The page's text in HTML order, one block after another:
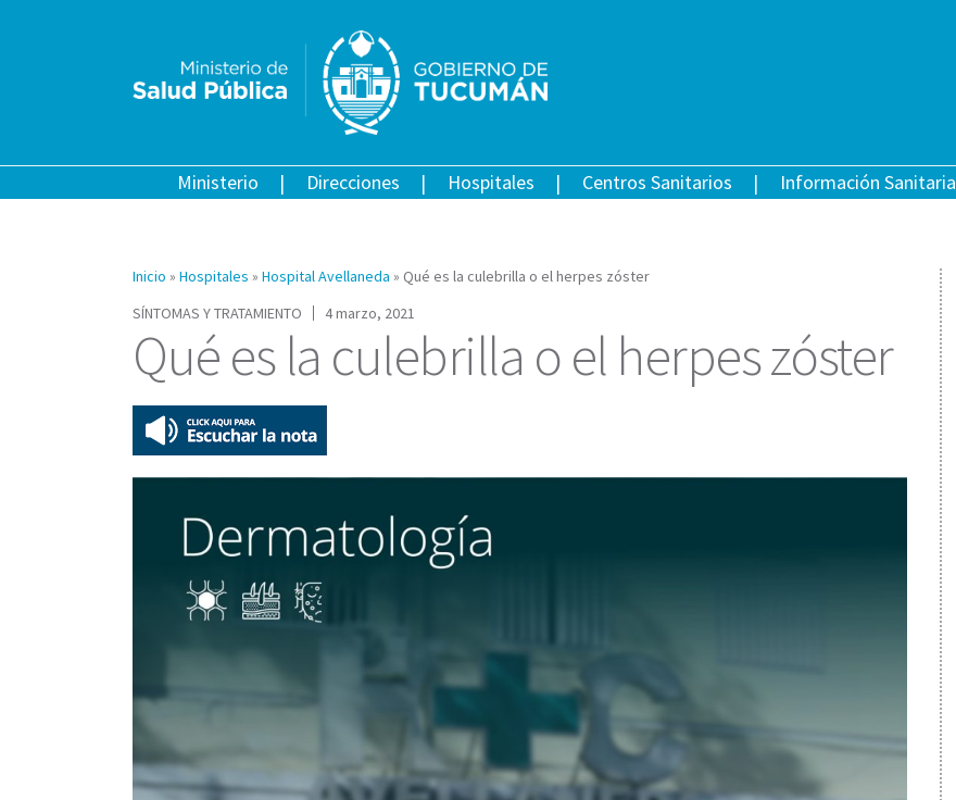
Ministerio Direcciones Hospitales Centros Sanitarios Información Sanitaria
Inicio » Hospitales » Hospital Avellaneda » Qué es la culebrilla o el herpes zóster
SÍNTOMAS Y TRATAMIENTO
4 marzo, 2021
Qué es la culebrilla o el herpes zóster